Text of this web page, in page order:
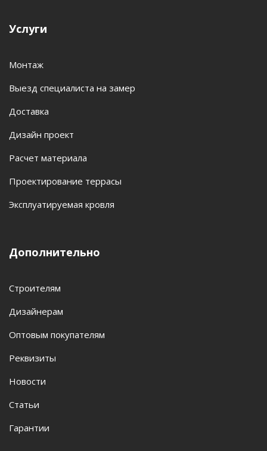
Услуги
Монтаж
Выезд специалиста на замер
Доставка
Дизайн проект
Расчет материала
Проектирование террасы
Эксплуатируемая кровля
Дополнительно
Строителям
Дизайнерам
Оптовым покупателям
Реквизиты
Новости
Статьи
Гарантии